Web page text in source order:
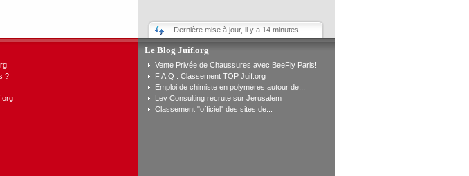
Dernière mise à jour, il y a 14 minutes
?
Le Blog Juif.org
Vente Privée de Chaussures avec BeeFly Paris!
F.A.Q : Classement TOP Juif.org
Emploi de chimiste en polymères autour de...
Lev Consulting recrute sur Jerusalem
Classement "officiel" des sites de...